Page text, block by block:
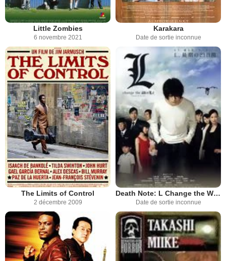
Little Zombies
6 novembre 2021
Karakara
Date de sortie inconnue
The Limits of Control
2 décembre 2009
Death Note: L Change the World
Date de sortie inconnue